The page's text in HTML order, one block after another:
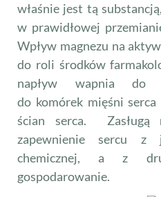
właśnie jest tą
w prawidłowej
Wpływ magnezu na
do roli środków
napływ wapnia do
do komórek mięśni
ścian serca. Zasługą
zapewnienie sercu z
chemicznej, a z
gospodarowanie.